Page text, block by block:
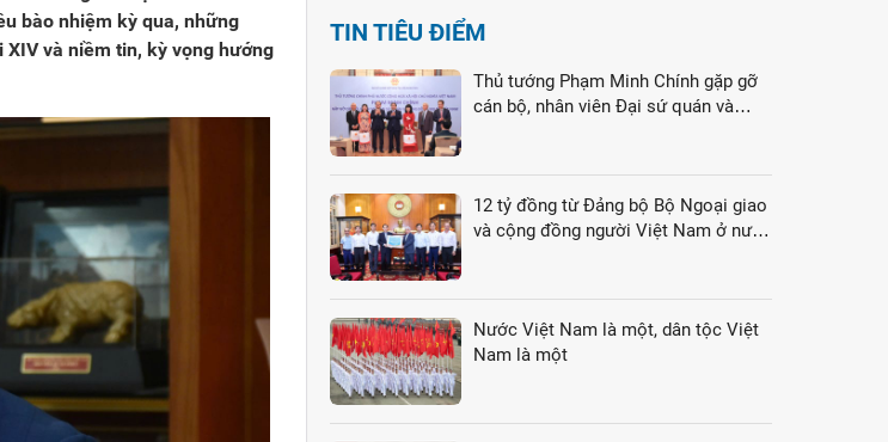
bào nhiệm kỳ qua, những
và niềm tin, kỳ vọng hướng
TIN TIÊU ĐIỂM
Thủ tướng Phạm Minh Chính gặp gỡ
cán bộ, nhân viên Đại sứ quán và
12 tỷ đồng từ Đảng bộ Bộ Ngoại giao
và cộng đồng người Việt Nam ở nước
Nước Việt Nam là một, dân tộc Việt
Nam là một